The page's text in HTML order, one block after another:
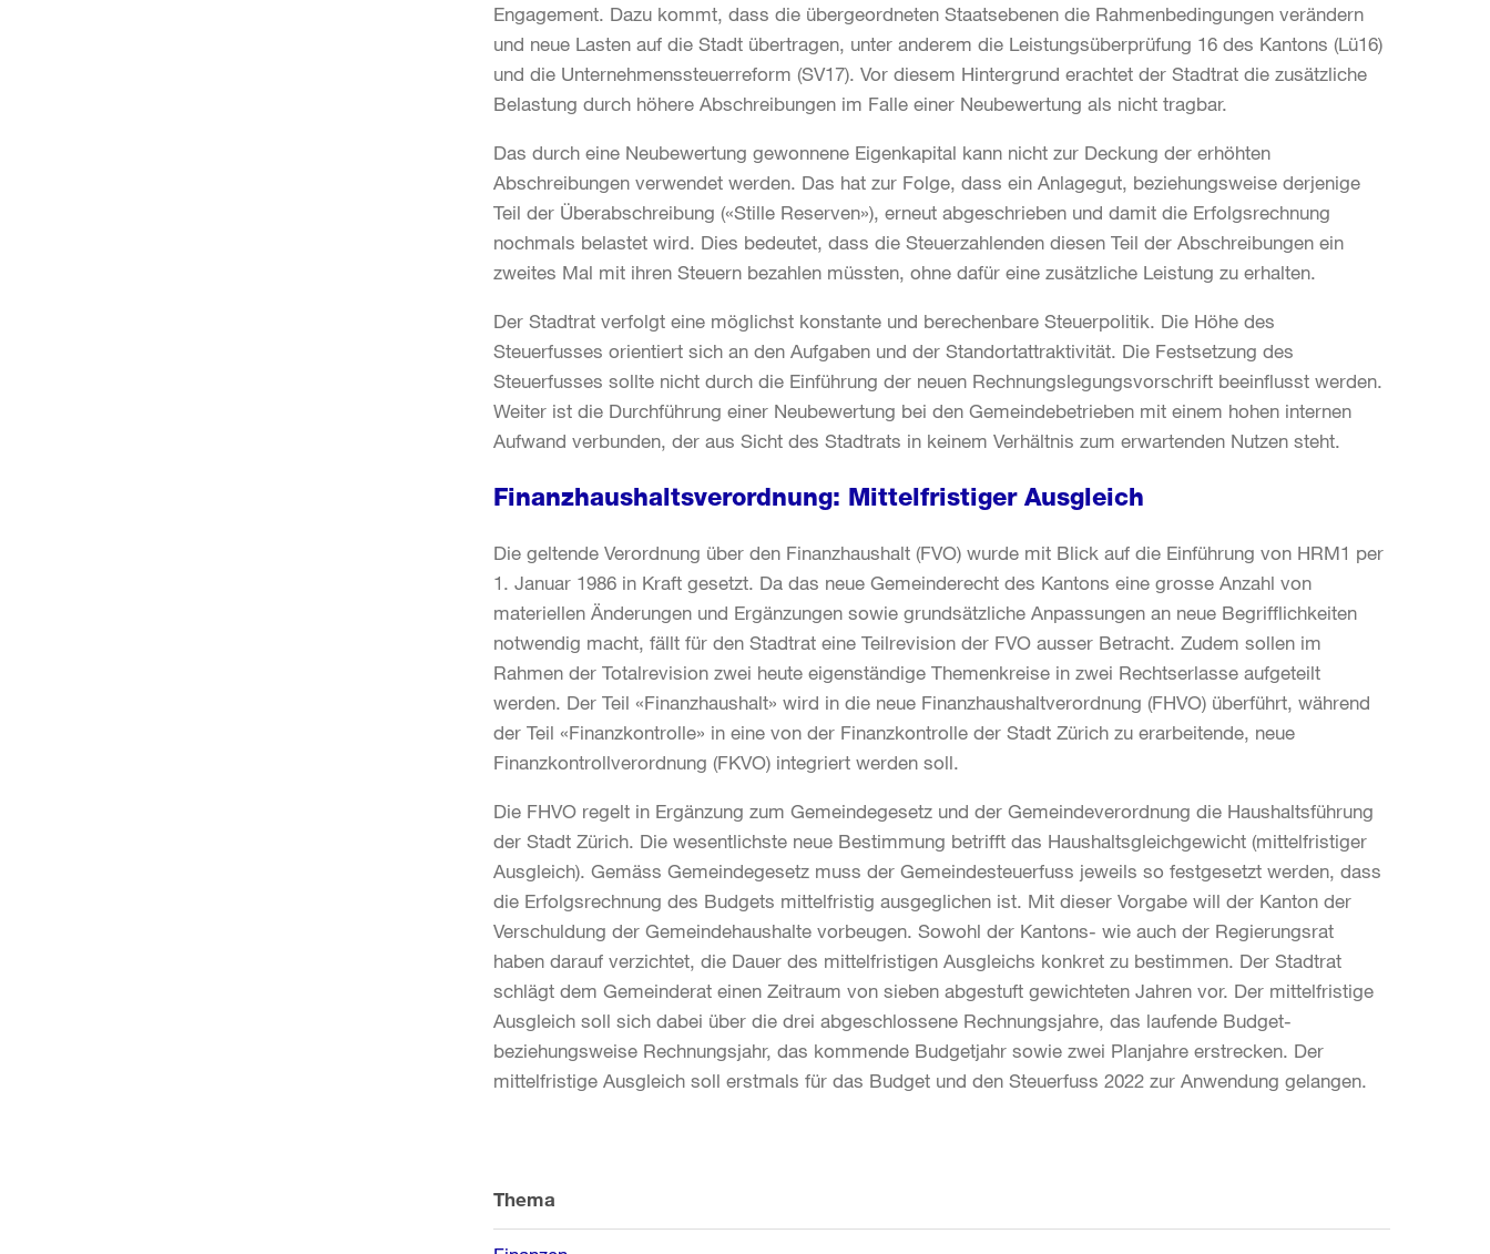
Engagement. Dazu kommt, dass die übergeordneten Staatsebenen die Rahmenbedingungen verändern
und neue Lasten auf die Stadt übertragen, unter anderem die Leistungsüberprüfung 16 des Kantons (Lü16)
und die Unternehmenssteuerreform (SV17). Vor diesem Hintergrund erachtet der Stadtrat die zusätzliche
Belastung durch höhere Abschreibungen im Falle einer Neubewertung als nicht tragbar.
Das durch eine Neubewertung gewonnene Eigenkapital kann nicht zur Deckung der erhöhten
Abschreibungen verwendet werden. Das hat zur Folge, dass ein Anlagegut, beziehungsweise derjenige
Teil der Überabschreibung («Stille Reserven»), erneut abgeschrieben und damit die Erfolgsrechnung
nochmals belastet wird. Dies bedeutet, dass die Steuerzahlenden diesen Teil der Abschreibungen ein
zweites Mal mit ihren Steuern bezahlen müssten, ohne dafür eine zusätzliche Leistung zu erhalten.
Der Stadtrat verfolgt eine möglichst konstante und berechenbare Steuerpolitik. Die Höhe des
Steuerfusses orientiert sich an den Aufgaben und der Standortattraktivität. Die Festsetzung des
Steuerfusses sollte nicht durch die Einführung der neuen Rechnungslegungsvorschrift beeinflusst werden.
Weiter ist die Durchführung einer Neubewertung bei den Gemeindebetrieben mit einem hohen internen
Aufwand verbunden, der aus Sicht des Stadtrats in keinem Verhältnis zum erwartenden Nutzen steht.
Finanzhaushaltsverordnung: Mittelfristiger Ausgleich
Die geltende Verordnung über den Finanzhaushalt (FVO) wurde mit Blick auf die Einführung von HRM1 per
1. Januar 1986 in Kraft gesetzt. Da das neue Gemeinderecht des Kantons eine grosse Anzahl von
materiellen Änderungen und Ergänzungen sowie grundsätzliche Anpassungen an neue Begrifflichkeiten
notwendig macht, fällt für den Stadtrat eine Teilrevision der FVO ausser Betracht. Zudem sollen im
Rahmen der Totalrevision zwei heute eigenständige Themenkreise in zwei Rechtserlasse aufgeteilt
werden. Der Teil «Finanzhaushalt» wird in die neue Finanzhaushaltverordnung (FHVO) überführt, während
der Teil «Finanzkontrolle» in eine von der Finanzkontrolle der Stadt Zürich zu erarbeitende, neue
Finanzkontrollverordnung (FKVO) integriert werden soll.
Die FHVO regelt in Ergänzung zum Gemeindegesetz und der Gemeindeverordnung die Haushaltsführung
der Stadt Zürich. Die wesentlichste neue Bestimmung betrifft das Haushaltsgleichgewicht (mittelfristiger
Ausgleich). Gemäss Gemeindegesetz muss der Gemeindesteuerfuss jeweils so festgesetzt werden, dass
die Erfolgsrechnung des Budgets mittelfristig ausgeglichen ist. Mit dieser Vorgabe will der Kanton der
Verschuldung der Gemeindehaushalte vorbeugen. Sowohl der Kantons- wie auch der Regierungsrat
haben darauf verzichtet, die Dauer des mittelfristigen Ausgleichs konkret zu bestimmen. Der Stadtrat
schlägt dem Gemeinderat einen Zeitraum von sieben abgestuft gewichteten Jahren vor. Der mittelfristige
Ausgleich soll sich dabei über die drei abgeschlossene Rechnungsjahre, das laufende Budget-
beziehungsweise Rechnungsjahr, das kommende Budgetjahr sowie zwei Planjahre erstrecken. Der
mittelfristige Ausgleich soll erstmals für das Budget und den Steuerfuss 2022 zur Anwendung gelangen.
Informationen
Thema